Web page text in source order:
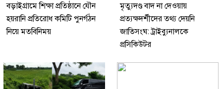
বড়াইগ্রামে শিক্ষা প্রতিষ্ঠানে যৌন
হয়রানি প্রতিরোধ কমিটি পুনর্গঠন
নিয়ে মতবিনিময়
মৃত্যুদণ্ড বাদ না দেওয়ায়
প্রত্যক্ষদর্শীদের তথ্য দেয়নি
জাতিসংঘ: ট্রাইব্যুনালকে
প্রসিকিউটর